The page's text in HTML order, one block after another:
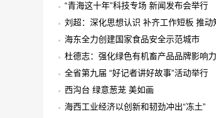
“青海这十年”科技专场 新闻发布会举行
刘超：深化思想认识 补齐工作短板 推
海东全力创建国家食品安全示范城市
杜德志：强化绿色有机畜产品品牌影响
全省第九届 “好记者讲好故事”活动举行
西沟台 绿意葱茏 美如画
海西工业经济以创新和韧劲冲出“冻土”